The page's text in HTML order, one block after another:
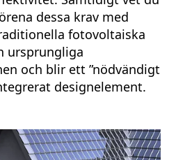
dessa krav med
fotovoltaiska
ursprungliga
och blir ett ”nödvändigt
designelement.